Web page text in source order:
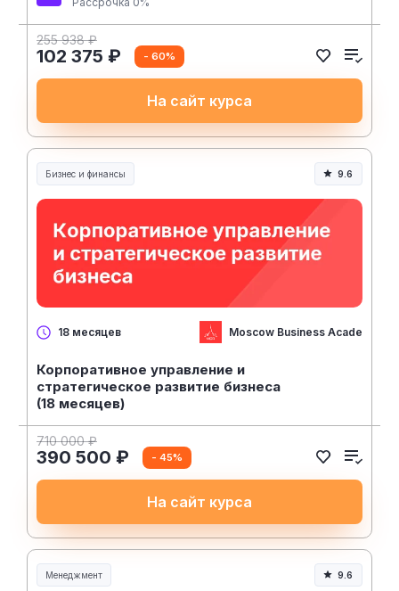
255 938 ₽
102 375 ₽ - 60%
На сайт курса
Бизнес и финансы 9.6
18 месяцев Moscow Business Academy
Корпоративное управление и
стратегическое развитие бизнеса
(18 месяцев)
710 000 ₽
390 500 ₽ - 45%
На сайт курса
Менеджмент
Менеджмент и управление
9.6